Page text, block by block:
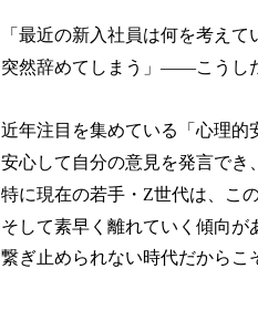
「最近の新入社員は何を考え
突然辞めてしまう」――こうし
近年注目を集めている「心理的
安心して自分の意見を発言でき
特に現在の若手・Z世代は、こ
そして素早く離れていく傾向
繋ぎ止められない時代だからこ